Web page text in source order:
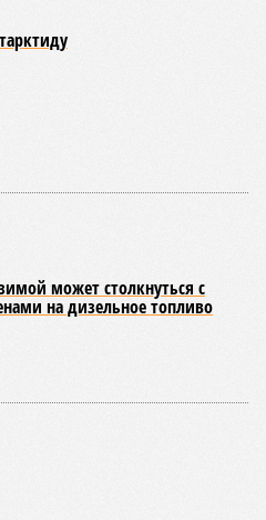
в Армению и довкладывалась
Никол Пашинян заявил, что
Москвы до 2 млрд долларов
железной дороги (ЮКЖД).
«дочкой» ОАО «РЖД»,
счёт. И в
больше вопросов не к
Олегу Белозёрову.
считает транспортную сеть
намерен просить за аренду
При этом, как отмечают
выставляя этот счёт, не
то есть, получается,
стоит отметить, что